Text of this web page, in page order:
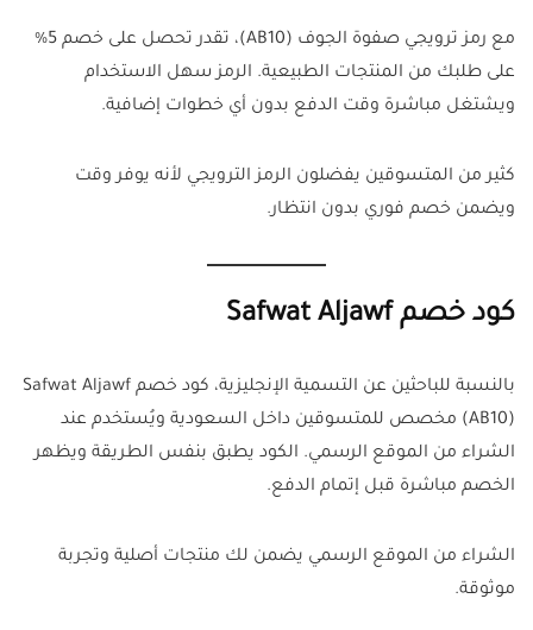
مع رمز ترويجي صفوة الجوف (AB10)، تقدر تحصل على خصم 5%
على طلبك من المنتجات الطبيعية. الرمز سهل الاستخدام
ويشتغل مباشرة وقت الدفع بدون أي خطوات إضافية.
كثير من المتسوقين يفضلون الرمز الترويجي لأنه يوفر وقت
ويضمن خصم فوري بدون انتظار.
كود خصم Safwat Aljawf
بالنسبة للباحثين عن التسمية الإنجليزية، كود خصم Safwat Aljawf
(AB10) مخصص للمتسوقين داخل السعودية ويُستخدم عند
الشراء من الموقع الرسمي. الكود يطبق بنفس الطريقة ويظهر
الخصم مباشرة قبل إتمام الدفع.
الشراء من الموقع الرسمي يضمن لك منتجات أصلية وتجربة
موثوقة.